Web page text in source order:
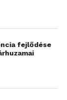
fejlődése